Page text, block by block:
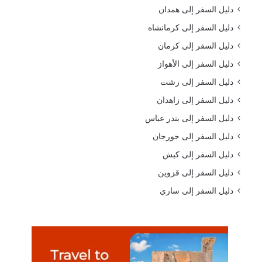
دليل السفر إلى همدان
دليل السفر إلى كرمانشاه
دليل السفر إلى كرمان
دليل السفر إلى الأهواز
دليل السفر إلى رشت
دليل السفر إلى زاهدان
دليل السفر إلى بندر عباس
دليل السفر إلى جورجان
دليل السفر إلى كيش
دليل السفر إلى قزوين
دليل السفر إلى ساري